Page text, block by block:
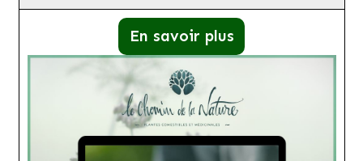
En savoir plus